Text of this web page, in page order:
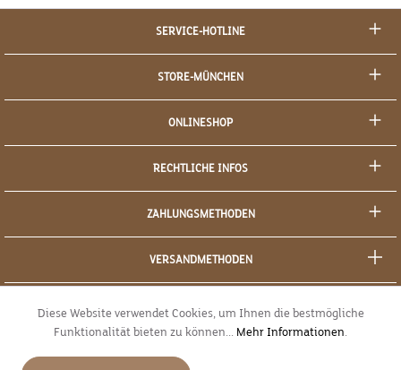
SERVICE-HOTLINE
STORE-MÜNCHEN
ONLINESHOP
RECHTLICHE INFOS
ZAHLUNGSMETHODEN
VERSANDMETHODEN
Diese Website verwendet Cookies, um Ihnen die bestmögliche
Funktionalität bieten zu können... Mehr Informationen.